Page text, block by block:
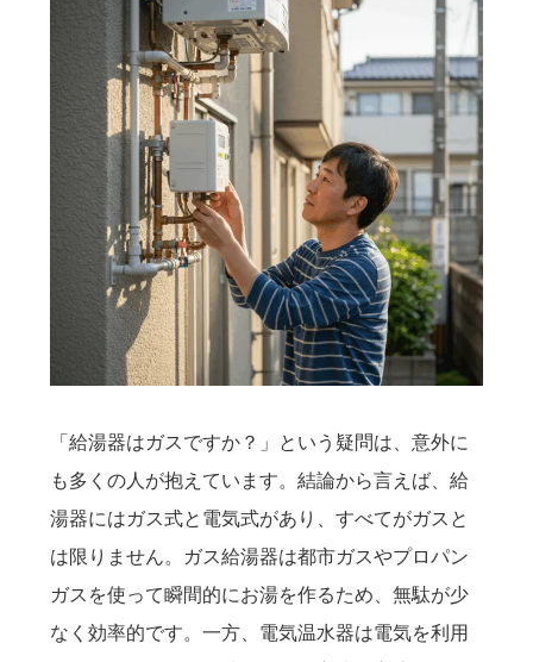
「給湯器はガスですか？」という疑問は、意外に
も多くの人が抱えています。結論から言えば、給
湯器にはガス式と電気式があり、すべてがガスと
は限りません。ガス給湯器は都市ガスやプロパン
ガスを使って瞬間的にお湯を作るため、無駄が少
なく効率的です。一方、電気温水器は電気を利用